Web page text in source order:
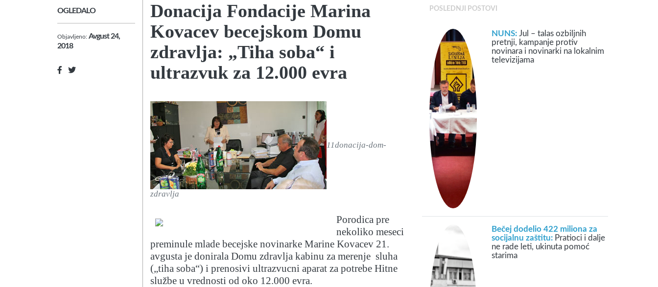
OGLEDALO
Objavljeno: Avgust 24,
2018
Donacija Fondacije Marina
Kovacev becejskom Domu
zdravlja: „Tiha soba“ i
ultrazvuk za 12.000 evra
11donacija-dom-
zdravlja
Porodica pre
nekoliko meseci
preminule mlade becejske novinarke Marine Kovacev 21.
avgusta je donirala Domu zdravlja kabinu za merenje sluha
(„tiha soba“) i prenosivi ultrazvucni aparat za potrebe Hitne
službe u vrednosti od oko 12.000 evra.
POSLEDNJI POSTOVI
NUNS: Jul – talas ozbiljnih
pretnji, kampanje protiv
novinara i novinarki na lokalnim
televizijama
Bečej dodelio 422 miliona za
socijalnu zaštitu: Pratioci i dalje
ne rade leti, ukinuta pomoć
starima